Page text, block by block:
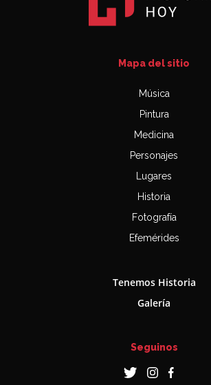
Mapa del sitio
Música
Pintura
Medicina
Personajes
Lugares
Historia
Fotografía
Efemérides
Tenemos Historia
Galería
Seguinos